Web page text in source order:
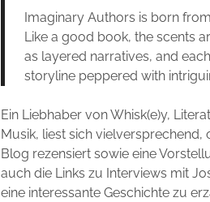
Imaginary Authors is born
Like a good book, the scents
as layered narratives, and
storyline peppered with
Ein Liebhaber von Whisk(e)y,
Musik, liest sich
Blog rezensiert sowie eine
auch die Links zu Interviews mit
eine interessante Geschichte zu